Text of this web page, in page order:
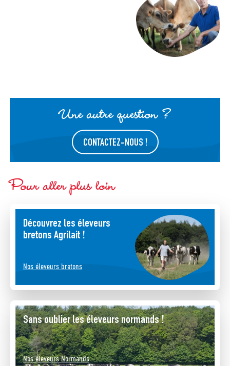
Une autre question ?
CONTACTEZ-NOUS !
Pour aller plus loin
Découvrez les éleveurs
bretons Agrilait !
Nos éleveurs bretons
Sans oublier les éleveurs normands !
Nos éleveurs Normands